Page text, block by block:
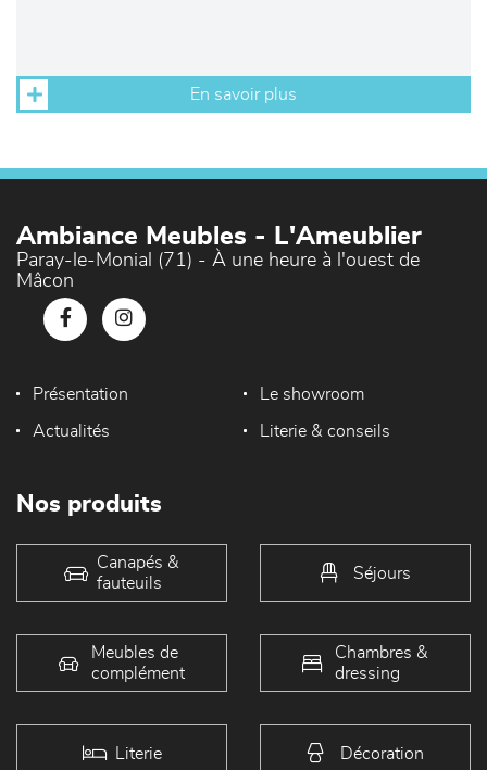
En savoir plus
Ambiance Meubles - L'Ameublier
Paray-le-Monial (71) - À une heure à l'ouest de
Mâcon
Présentation Le showroom
Actualités Literie & conseils
Nos produits
Canapés &
fauteuils
Séjours
Meubles de
complément
Chambres &
dressing
Literie Décoration